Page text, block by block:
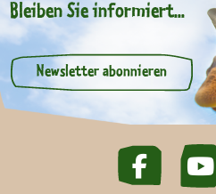
Bleiben Sie informiert...
Newsletter abonnieren